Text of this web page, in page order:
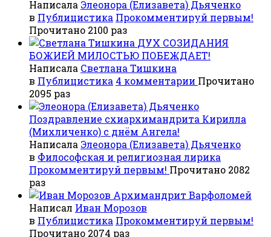
Написала Элеонора (Елизавета) Дьяченко
в Публицистика Прокомментируй первым!
Прочитано 2100 раз
ДУХ СОЗИДАНИЯ
БОЖИЕЙ МИЛОСТЬЮ ПОБЕЖДАЕТ!
Написала Светлана Тишкина
в Публицистика 4 комментарии Прочитано
2095 раз
Поздравление схиархимандрита Кирилла
(Михличенко) с днём Ангела!
Написала Элеонора (Елизавета) Дьяченко
в Философская и религиозная лирика
Прокомментируй первым! Прочитано 2082
раз
Архимандрит Варфоломей
Написал Иван Морозов
в Публицистика Прокомментируй первым!
Прочитано 2074 раз